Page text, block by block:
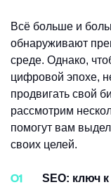
Всё больше и
обнаруживают
среде. Однако,
цифровой эпохе,
продвигать свой
рассмотрим
помогут вам
своих целей.
SEO: ключ